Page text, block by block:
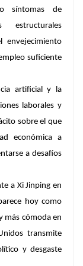
síntomas de
estructurales
envejecimiento
suficiente
artificial y la
laborales y
sobre el que
económica a
a desafíos
a Xi Jinping en
hoy como
más cómoda en
transmite
y desgaste